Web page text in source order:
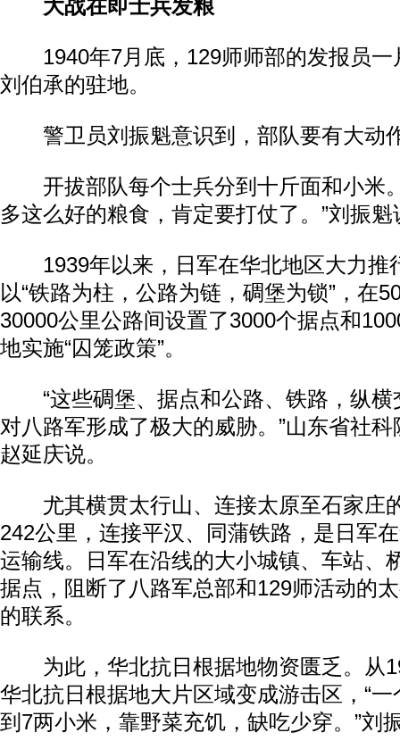
大战在即士兵发粮
1940年7月底，129师师部的发报员一
刘伯承的驻地。
警卫员刘振魁意识到，部队要有大动
开拔部队每个士兵分到十斤面和小米
多这么好的粮食，肯定要打仗了。”刘振魁
1939年以来，日军在华北地区大力推
以“铁路为柱，公路为链，碉堡为锁”，在
30000公里公路间设置了3000个据点和
地实施“囚笼政策”。
“这些碉堡、据点和公路、铁路，纵横
对八路军形成了极大的威胁。”山东省社
赵延庆说。
尤其横贯太行山、连接太原至石家庄
242公里，连接平汉、同蒲铁路，是日军
运输线。日军在沿线的大小城镇、车站、
据点，阻断了八路军总部和129师活动的
的联系。
为此，华北抗日根据地物资匮乏。从
华北抗日根据地大片区域变成游击区，“
到7两小米，靠野菜充饥，缺吃少穿。”刘